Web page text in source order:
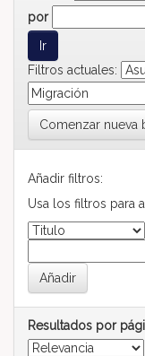
por
Filtros actuales:
Comenzar nueva
Añadir filtros:
Usa los filtros para
Resultados por